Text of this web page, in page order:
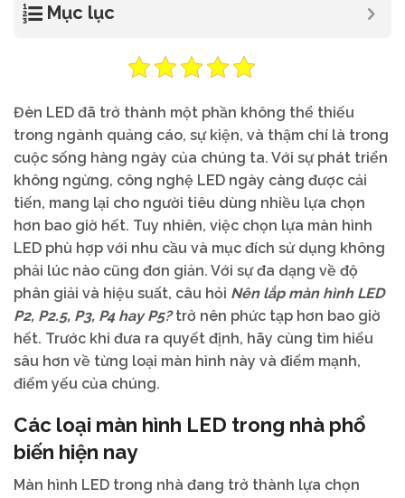
Mục lục
Đèn LED đã trở thành một phần không thể thiếu
trong ngành quảng cáo, sự kiện, và thậm chí là trong
cuộc sống hàng ngày của chúng ta. Với sự phát triển
không ngừng, công nghệ LED ngày càng được cải
tiến, mang lại cho người tiêu dùng nhiều lựa chọn
hơn bao giờ hết. Tuy nhiên, việc chọn lựa màn hình
LED phù hợp với nhu cầu và mục đích sử dụng không
phải lúc nào cũng đơn giản. Với sự đa dạng về độ
phân giải và hiệu suất, câu hỏi Nên lắp màn hình LED
P2, P2.5, P3, P4 hay P5?trở nên phức tạp hơn bao giờ
hết. Trước khi đưa ra quyết định, hãy cùng tìm hiểu
sâu hơn về từng loại màn hình này và điểm mạnh,
điểm yếu của chúng.
Các loại màn hình LED trong nhà phổ
biến hiện nay
Màn hình LED trong nhà đang trở thành lựa chọn